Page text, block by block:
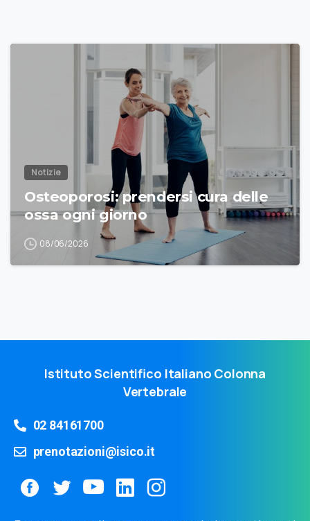
Notizie
Osteoporosi: prendersi cura delle
ossa ogni giorno
08/06/2026
Istituto Scientifico Italiano Colonna
Vertebrale
02 84161700
prenotazioni@isico.it